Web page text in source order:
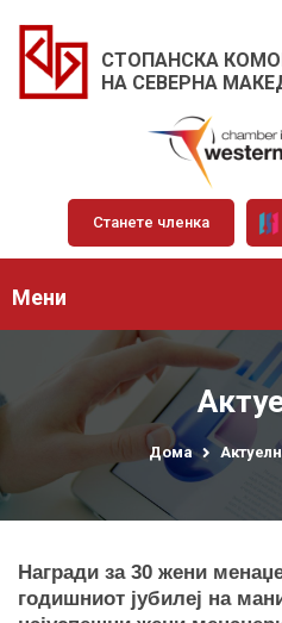
СТОПАНСКА
НА СЕВЕРНА
Станете членка
Мени
Дома
Награди за 30 жени
годишниот јубилеј на